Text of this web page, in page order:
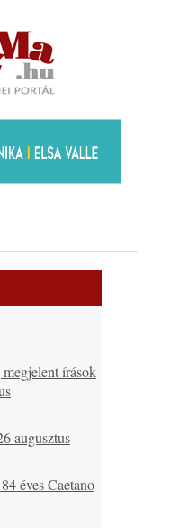
írások
augusztus
éves Caetano